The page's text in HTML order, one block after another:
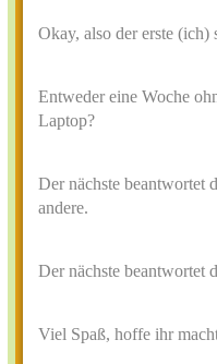
Okay, also der erste (ich)
Entweder eine Woche
Laptop?
Der nächste beantwortet
andere.
Der nächste beantwortet
Viel Spaß, hoffe ihr